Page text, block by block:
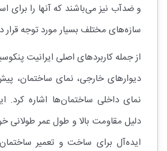
و ضدآب نیز می‌باشند که آنها را برای
سازه‌های مختلف بسیار مورد توجه
از جمله کاربردهای اصلی ایرانیت
دیوارهای خارجی، نمای ساختمان،
نمای داخلی ساختمان‌ها اشاره کرد.
دلیل مقاومت بالا و طول عمر طولانی
ایده‌آل برای ساخت و تعمیر